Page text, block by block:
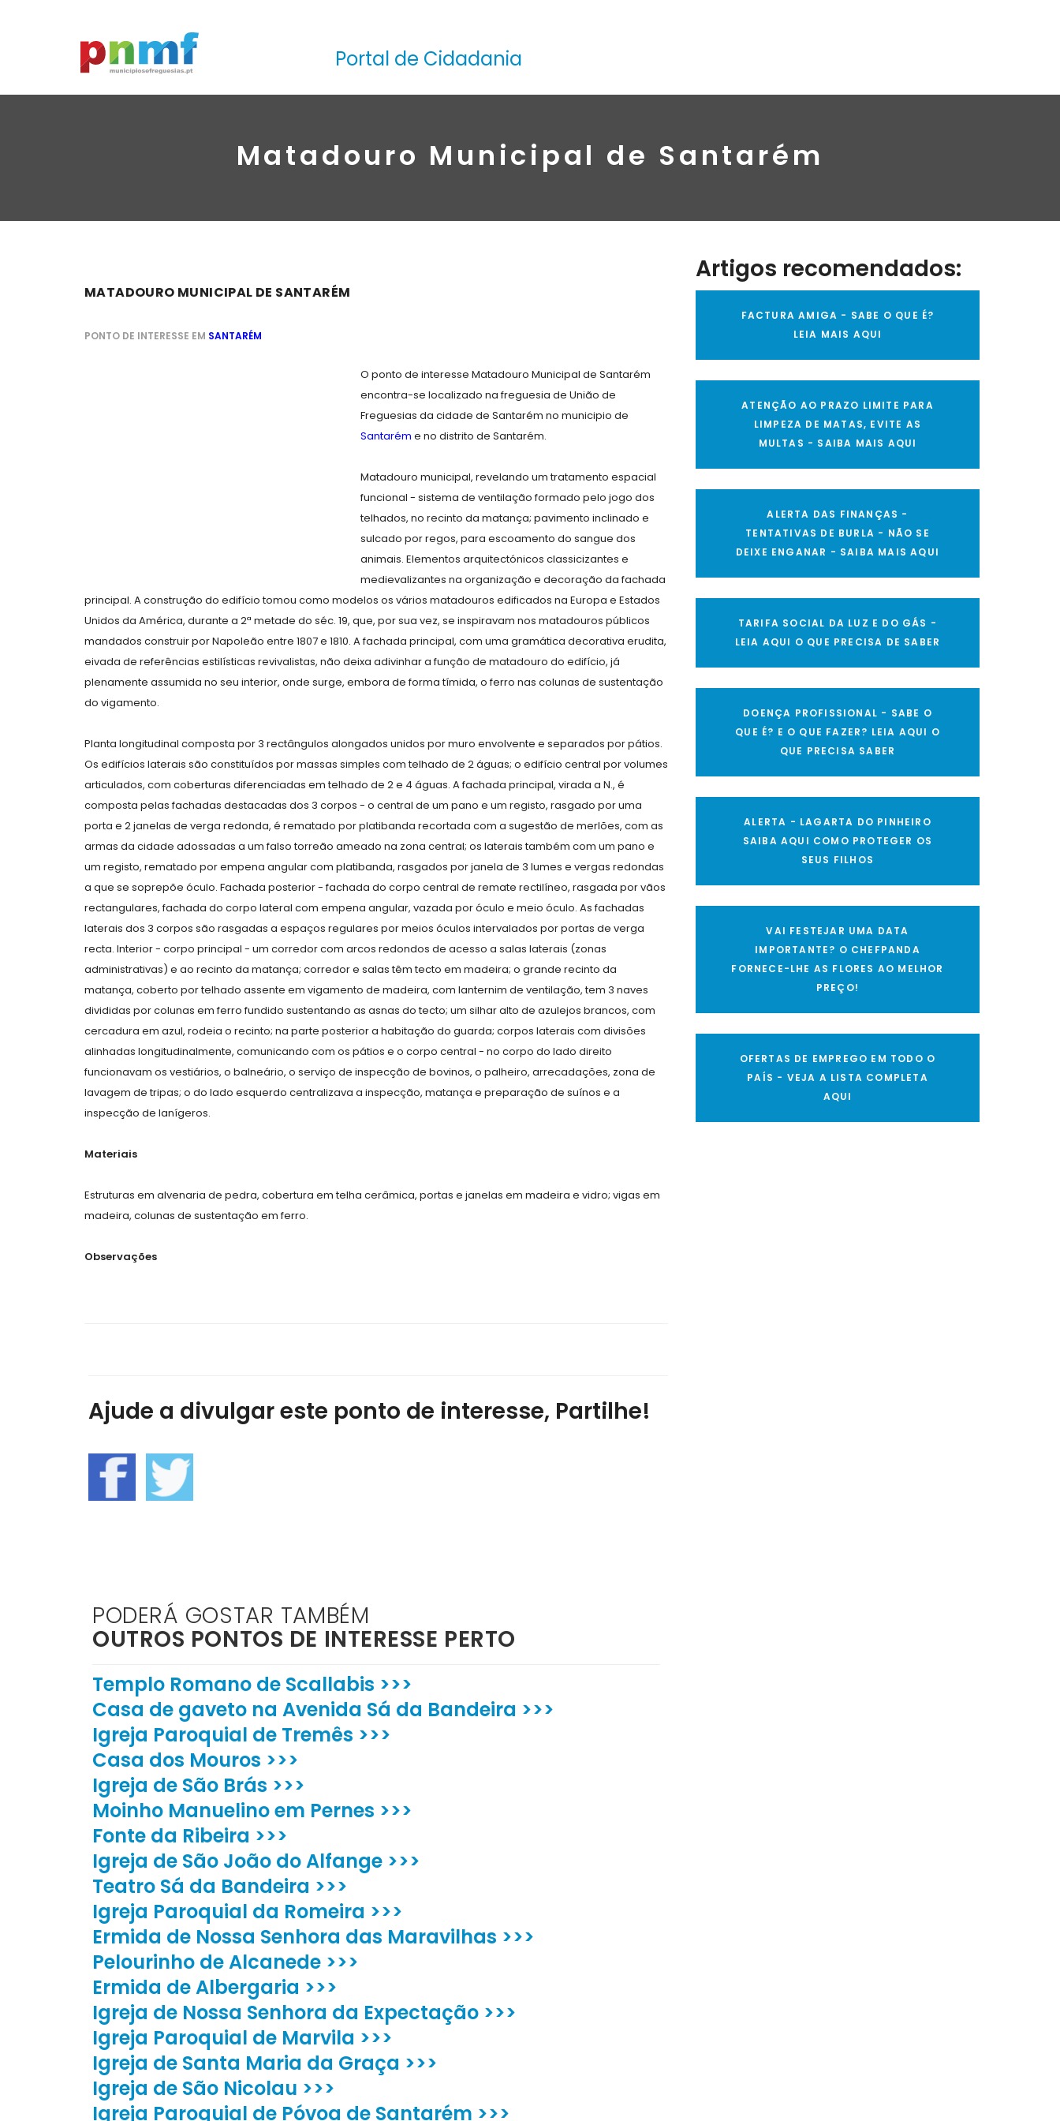
Portal de Cidadania
Matadouro Municipal de Santarém
MATADOURO MUNICIPAL DE SANTARÉM
PONTO DE INTERESSE EM SANTARÉM
O ponto de interesse Matadouro Municipal de Santarém
encontra-se localizado na freguesia de União de
Freguesias da cidade de Santarém no municipio de
Santarém e no distrito de Santarém.
Matadouro municipal, revelando um tratamento espacial
funcional - sistema de ventilação formado pelo jogo dos
telhados, no recinto da matança; pavimento inclinado e
sulcado por regos, para escoamento do sangue dos
animais. Elementos arquitectónicos classicizantes e
medievalizantes na organização e decoração da fachada
principal. A construção do edifício tomou como modelos os vários matadouros edificados na Europa e Estados
Unidos da América, durante a 2ª metade do séc. 19, que, por sua vez, se inspiravam nos matadouros públicos
mandados construir por Napoleão entre 1807 e 1810. A fachada principal, com uma gramática decorativa erudita,
eivada de referências estilísticas revivalistas, não deixa adivinhar a função de matadouro do edifício, já
plenamente assumida no seu interior, onde surge, embora de forma tímida, o ferro nas colunas de sustentação
do vigamento.
Planta longitudinal composta por 3 rectângulos alongados unidos por muro envolvente e separados por pátios.
Os edifícios laterais são constituídos por massas simples com telhado de 2 águas; o edifício central por volumes
articulados, com coberturas diferenciadas em telhado de 2 e 4 águas. A fachada principal, virada a N., é
composta pelas fachadas destacadas dos 3 corpos - o central de um pano e um registo, rasgado por uma
porta e 2 janelas de verga redonda, é rematado por platibanda recortada com a sugestão de merlões, com as
armas da cidade adossadas a um falso torreão ameado na zona central; os laterais também com um pano e
um registo, rematado por empena angular com platibanda, rasgados por janela de 3 lumes e vergas redondas
a que se soprepõe óculo. Fachada posterior - fachada do corpo central de remate rectilíneo, rasgada por vãos
rectangulares, fachada do corpo lateral com empena angular, vazada por óculo e meio óculo. As fachadas
laterais dos 3 corpos são rasgadas a espaços regulares por meios óculos intervalados por portas de verga
recta. Interior - corpo principal - um corredor com arcos redondos de acesso a salas laterais (zonas
administrativas) e ao recinto da matança; corredor e salas têm tecto em madeira; o grande recinto da
matança, coberto por telhado assente em vigamento de madeira, com lanternim de ventilação, tem 3 naves
divididas por colunas em ferro fundido sustentando as asnas do tecto; um silhar alto de azulejos brancos, com
cercadura em azul, rodeia o recinto; na parte posterior a habitação do guarda; corpos laterais com divisões
alinhadas longitudinalmente, comunicando com os pátios e o corpo central - no corpo do lado direito
funcionavam os vestiários, o balneário, o serviço de inspecção de bovinos, o palheiro, arrecadações, zona de
lavagem de tripas; o do lado esquerdo centralizava a inspecção, matança e preparação de suínos e a
inspecção de lanígeros.
Materiais
Estruturas em alvenaria de pedra, cobertura em telha cerâmica, portas e janelas em madeira e vidro; vigas em
madeira, colunas de sustentação em ferro.
Observações
Ajude a divulgar este ponto de interesse, Partilhe!
PODERÁ GOSTAR TAMBÉM
OUTROS PONTOS DE INTERESSE PERTO
Templo Romano de Scallabis >>>
Casa de gaveto na Avenida Sá da Bandeira >>>
Igreja Paroquial de Tremês >>>
Casa dos Mouros >>>
Igreja de São Brás >>>
Moinho Manuelino em Pernes >>>
Fonte da Ribeira >>>
Igreja de São João do Alfange >>>
Teatro Sá da Bandeira >>>
Igreja Paroquial da Romeira >>>
Ermida de Nossa Senhora das Maravilhas >>>
Pelourinho de Alcanede >>>
Ermida de Albergaria >>>
Igreja de Nossa Senhora da Expectação >>>
Igreja Paroquial de Marvila >>>
Igreja de Santa Maria da Graça >>>
Igreja de São Nicolau >>>
Igreja Paroquial de Póvoa de Santarém >>>
Artigos recomendados:
FACTURA AMIGA - SABE O QUE É?
LEIA MAIS AQUI
ATENÇÃO AO PRAZO LIMITE PARA
LIMPEZA DE MATAS, EVITE AS
MULTAS - SAIBA MAIS AQUI
ALERTA DAS FINANÇAS -
TENTATIVAS DE BURLA - NÃO SE
DEIXE ENGANAR - SAIBA MAIS AQUI
TARIFA SOCIAL DA LUZ E DO GÁS -
LEIA AQUI O QUE PRECISA DE SABER
DOENÇA PROFISSIONAL - SABE O
QUE É? E O QUE FAZER? LEIA AQUI O
QUE PRECISA SABER
ALERTA - LAGARTA DO PINHEIRO
SAIBA AQUI COMO PROTEGER OS
SEUS FILHOS
VAI FESTEJAR UMA DATA
IMPORTANTE? O CHEFPANDA
FORNECE-LHE AS FLORES AO MELHOR
PREÇO!
OFERTAS DE EMPREGO EM TODO O
PAÍS - VEJA A LISTA COMPLETA
AQUI